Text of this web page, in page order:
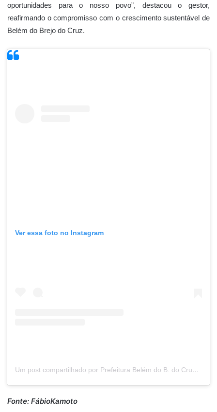
oportunidades para o nosso povo”, destacou o gestor,
reafirmando o compromisso com o crescimento sustentável de
Belém do Brejo do Cruz.
Ver essa foto no Instagram
Um post compartilhado por Prefeitura Belém do B. do Cruz (@prefeituradebelemdobrejodocruz)
Fonte: FábioKamoto